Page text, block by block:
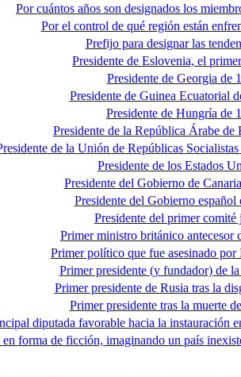
Por cuántos años son designados los
Por el control de qué región están
Prefijo para designar las
Presidente de Eslovenia, el
Presidente de Georgia de
Presidente de Guinea Ecuatorial
Presidente de Hungría de
Presidente de la República Árabe de
de la Unión de Repúblicas
Presidente de los Estados
Presidente del Gobierno de
Presidente del Gobierno
Presidente del primer comité
Primer ministro británico antecesor
Primer político que fue asesinado
Primer presidente (y fundador) de
Primer presidente de Rusia tras la
Primer presidente tras la muerte
diputada favorable hacia la instauración
forma de ficción, imaginando un país